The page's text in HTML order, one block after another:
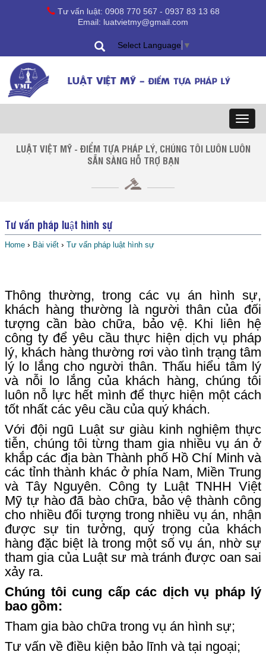
Tư vấn luật: 0908 770 567 - 0937 83 13 68
Email: luatvietmy@gmail.com
Select Language ▼
LUẬT VIỆT MỸ - ĐIỂM TỰA PHÁP LÝ
Toggle
LUẬT VIỆT MỸ - ĐIỂM TỰA PHÁP LÝ, CHÚNG TÔI LUÔN LUÔN
SẴN SÀNG HỖ TRỢ BẠN
Tư vấn pháp luật hình sự
Home › Bài viết › Tư vấn pháp luật hình sự
Thông thường, trong các vụ án hình sự,
khách hàng thường là người thân của đối
tượng cần bào chữa, bảo vệ. Khi liên hệ
công ty để yêu cầu thực hiện dịch vụ pháp
lý, khách hàng thường rơi vào tình trạng tâm
lý lo lắng cho người thân. Thấu hiểu tâm lý
và nỗi lo lắng của khách hàng, chúng tôi
luôn nỗ lực hết mình để thực hiện một cách
tốt nhất các yêu cầu của quý khách.
Với đội ngũ Luật sư giàu kinh nghiệm thực
tiễn, chúng tôi từng tham gia nhiều vụ án ở
khắp các địa bàn Thành phố Hồ Chí Minh và
các tỉnh thành khác ở phía Nam, Miền Trung
và Tây Nguyên. Công ty Luật TNHH Việt
Mỹ tự hào đã bào chữa, bảo vệ thành công
cho nhiều đối tượng trong nhiều vụ án, nhận
được sự tin tưởng, quý trọng của khách
hàng đặc biệt là trong một số vụ án, nhờ sự
tham gia của Luật sư mà tránh được oan sai
xảy ra.
Chúng tôi cung cấp các dịch vụ pháp lý
bao gồm:
Tham gia bào chữa trong vụ án hình sự;
Tư vấn về điều kiện bảo lĩnh và tại ngoại;